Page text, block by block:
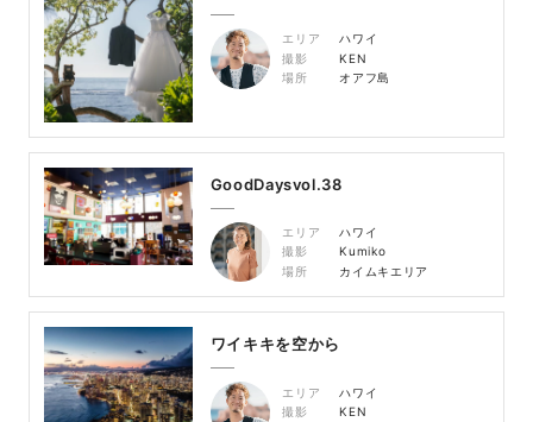
エリア
ハワイ
撮影
KEN
場所
オアフ島
GoodDaysvol.38
エリア
ハワイ
撮影
Kumiko
場所
カイムキエリア
ワイキキを空から
エリア
ハワイ
撮影
KEN